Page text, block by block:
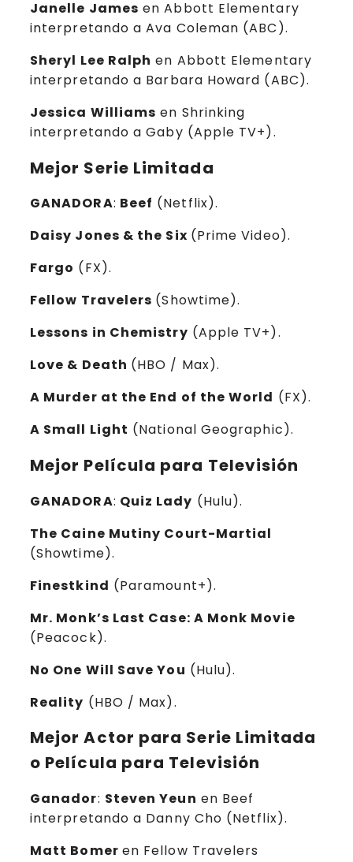
Janelle James en Abbott Elementary
interpretando a Ava Coleman (ABC).
Sheryl Lee Ralph en Abbott Elementary
interpretando a Barbara Howard (ABC).
Jessica Williams en Shrinking
interpretando a Gaby (Apple TV+).
Mejor Serie Limitada
GANADORA: Beef (Netflix).
Daisy Jones & the Six (Prime Video).
Fargo (FX).
Fellow Travelers (Showtime).
Lessons in Chemistry (Apple TV+).
Love & Death (HBO / Max).
A Murder at the End of the World (FX).
A Small Light (National Geographic).
Mejor Película para Televisión
GANADORA: Quiz Lady (Hulu).
The Caine Mutiny Court-Martial
(Showtime).
Finestkind (Paramount+).
Mr. Monk’s Last Case: A Monk Movie
(Peacock).
No One Will Save You (Hulu).
Reality (HBO / Max).
Mejor Actor para Serie Limitada
o Película para Televisión
Ganador: Steven Yeun en Beef
interpretando a Danny Cho (Netflix).
Matt Bomer en Fellow Travelers